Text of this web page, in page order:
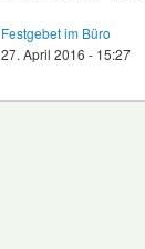
Festgebet im Büro
27. April 2016 - 15:27